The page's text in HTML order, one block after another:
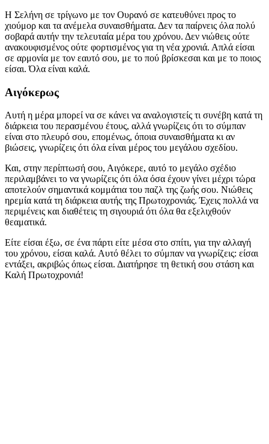
Η Σελήνη σε τρίγωνο με τον Ουρανό σε κατευθύνει προς το
χιούμορ και τα ανέμελα συναισθήματα. Δεν τα παίρνεις όλα πολύ
σοβαρά αυτήν την τελευταία μέρα του χρόνου. Δεν νιώθεις ούτε
ανακουφισμένος ούτε φορτισμένος για τη νέα χρονιά. Απλά είσαι
σε αρμονία με τον εαυτό σου, με το πού βρίσκεσαι και με το ποιος
είσαι. Όλα είναι καλά.
Αιγόκερως
Αυτή η μέρα μπορεί να σε κάνει να αναλογιστείς τι συνέβη κατά τη
διάρκεια του περασμένου έτους, αλλά γνωρίζεις ότι το σύμπαν
είναι στο πλευρό σου, επομένως, όποια συναισθήματα κι αν
βιώσεις, γνωρίζεις ότι όλα είναι μέρος του μεγάλου σχεδίου.
Και, στην περίπτωσή σου, Αιγόκερε, αυτό το μεγάλο σχέδιο
περιλαμβάνει το να γνωρίζεις ότι όλα όσα έχουν γίνει μέχρι τώρα
αποτελούν σημαντικά κομμάτια του παζλ της ζωής σου. Νιώθεις
ηρεμία κατά τη διάρκεια αυτής της Πρωτοχρονιάς. Έχεις πολλά να
περιμένεις και διαθέτεις τη σιγουριά ότι όλα θα εξελιχθούν
θεαματικά.
Είτε είσαι έξω, σε ένα πάρτι είτε μέσα στο σπίτι, για την αλλαγή
του χρόνου, είσαι καλά. Αυτό θέλει το σύμπαν να γνωρίζεις: είσαι
εντάξει, ακριβώς όπως είσαι. Διατήρησε τη θετική σου στάση και
Καλή Πρωτοχρονιά!